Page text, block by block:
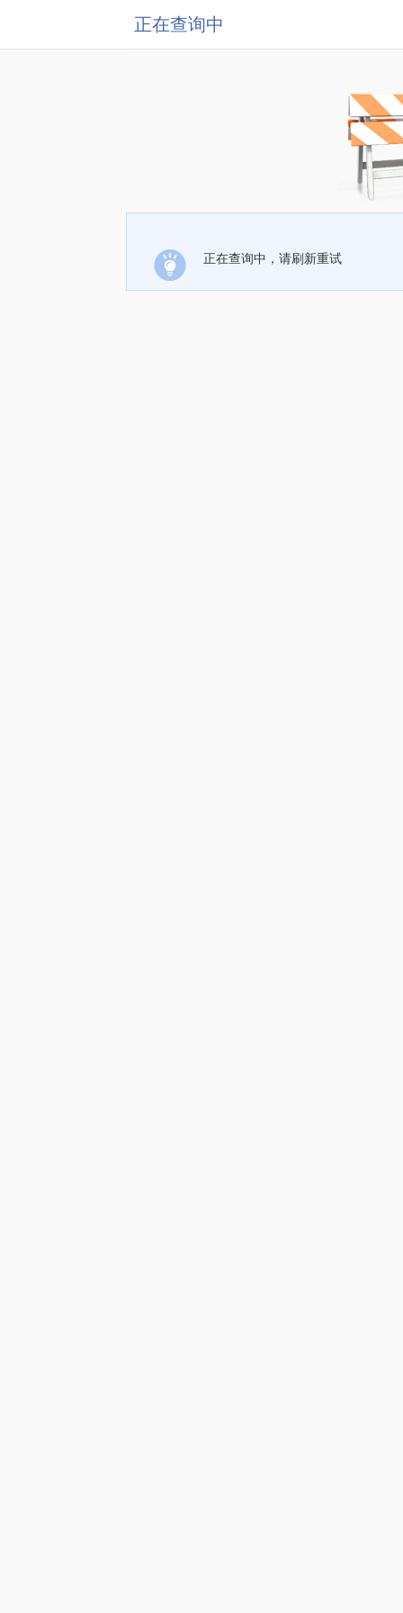
正在查询中
正在查询中，请刷新重试